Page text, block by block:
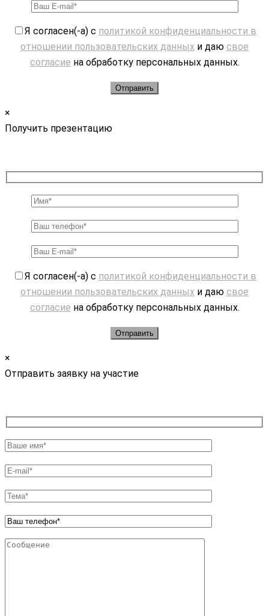
Я согласен(-а) с политикой конфиденциальности в
отношении пользовательских данных и даю свое
согласие на обработку персональных данных.
×
Получить презентацию
Я согласен(-а) с политикой конфиденциальности в
отношении пользовательских данных и даю свое
согласие на обработку персональных данных.
×
Отправить заявку на участие